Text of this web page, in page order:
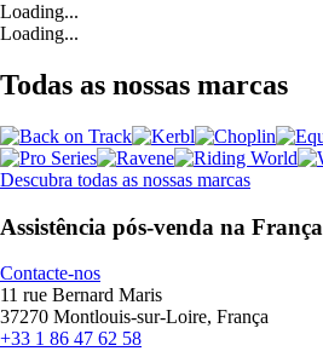
Loading...
Loading...
Todas as nossas marcas
Descubra todas as nossas marcas
Assistência pós-venda na França
Contacte-nos
11 rue Bernard Maris
37270 Montlouis-sur-Loire, França
+33 1 86 47 62 58